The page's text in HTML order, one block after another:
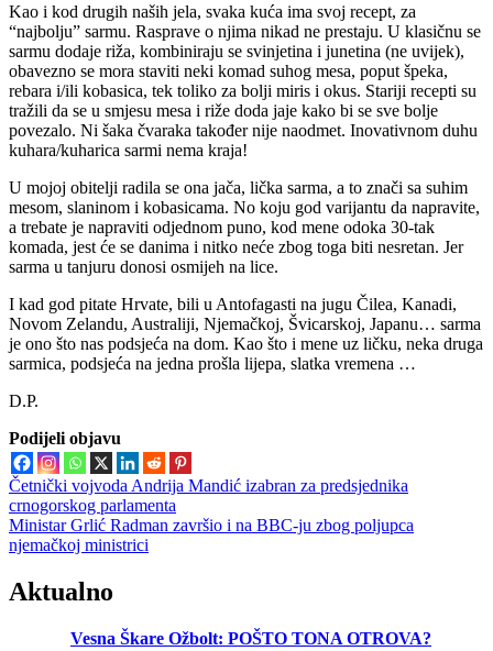
Kao i kod drugih naših jela, svaka kuća ima svoj recept, za
“najbolju” sarmu. Rasprave o njima nikad ne prestaju. U klasičnu se
sarmu dodaje riža, kombiniraju se svinjetina i junetina (ne uvijek),
obavezno se mora staviti neki komad suhog mesa, poput špeka,
rebara i/ili kobasica, tek toliko za bolji miris i okus. Stariji recepti su
tražili da se u smjesu mesa i riže doda jaje kako bi se sve bolje
povezalo. Ni šaka čvaraka također nije naodmet. Inovativnom duhu
kuhara/kuharica sarmi nema kraja!
U mojoj obitelji radila se ona jača, lička sarma, a to znači sa suhim
mesom, slaninom i kobasicama. No koju god varijantu da napravite,
a trebate je napraviti odjednom puno, kod mene odoka 30-tak
komada, jest će se danima i nitko neće zbog toga biti nesretan. Jer
sarma u tanjuru donosi osmijeh na lice.
I kad god pitate Hrvate, bili u Antofagasti na jugu Čilea, Kanadi,
Novom Zelandu, Australiji, Njemačkoj, Švicarskoj, Japanu… sarma
je ono što nas podsjeća na dom. Kao što i mene uz ličku, neka druga
sarmica, podsjeća na jedna prošla lijepa, slatka vremena …
D.P.
Podijeli objavu
Navigacija
objava
Četnički vojvoda Andrija Mandić izabran za predsjednika
crnogorskog parlamenta
Ministar Grlić Radman završio i na BBC-ju zbog poljupca
njemačkoj ministrici
Aktualno
Vesna Škare Ožbolt: POŠTO TONA OTROVA?